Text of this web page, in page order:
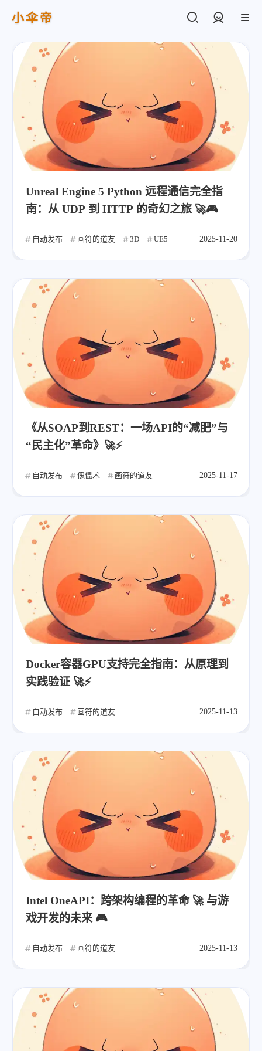
小伞帝
Unreal Engine 5 Python 远程通信完全指
南：从 UDP 到 HTTP 的奇幻之旅 🚀🎮
自动发布 画符的道友 3D UE5 2025-11-20
《从SOAP到REST：一场API的“减肥”与
“民主化”革命》🚀⚡
自动发布 傀儡术 画符的道友 2025-11-17
Docker容器GPU支持完全指南：从原理到
实践验证 🚀⚡
自动发布 画符的道友 2025-11-13
Intel OneAPI：跨架构编程的革命 🚀 与游
戏开发的未来 🎮
自动发布 画符的道友 2025-11-13